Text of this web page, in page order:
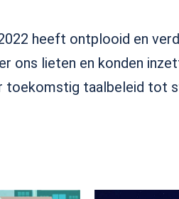
heeft ontplooid en
ons lieten en konden
toekomstig taalbeleid tot